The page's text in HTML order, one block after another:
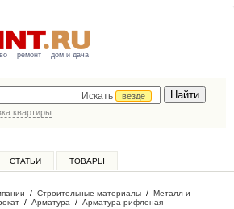
ремонт дом и дача
Искать
везде
квартиры
СТАТЬИ ТОВАРЫ
/ Строительные материалы / Металл и
/ Арматура / Арматура рифленая